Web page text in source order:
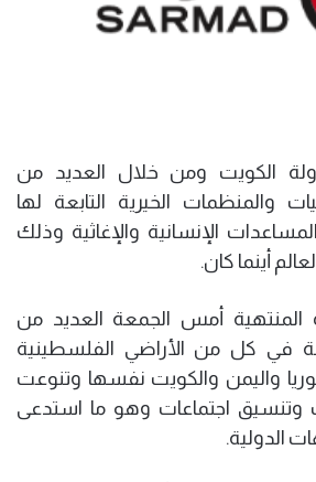
الكويت ومن خلال العديد من
والمنظمات الخيرية التابعة لها
الإنسانية والإغاثية وذلك
أينما كان.
أمس الجمعة العديد من
في كل من الأراضي الفلسطينية
واليمن والكويت نفسها وتنوعت
وتنسيق اجتماعات وهو ما استدعى
الدولية.